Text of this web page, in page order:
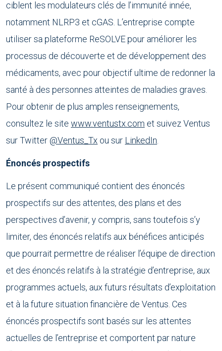
ciblent les modulateurs clés de l’immunité innée,
notamment NLRP3 et cGAS. L’entreprise compte
utiliser sa plateforme ReSOLVE pour améliorer les
processus de découverte et de développement des
médicaments, avec pour objectif ultime de redonner la
santé à des personnes atteintes de maladies graves.
Pour obtenir de plus amples renseignements,
consultez le site www.ventustx.com et suivez Ventus
sur Twitter @Ventus_Tx ou sur LinkedIn
Énoncés prospectifs
Le présent communiqué contient des énoncés
prospectifs sur des attentes, des plans et des
perspectives d’avenir, y compris, sans toutefois s’y
limiter, des énoncés relatifs aux bénéfices anticipés
que pourrait permettre de réaliser l’équipe de direction
et des énoncés relatifs à la stratégie d’entreprise, aux
programmes actuels, aux futurs résultats d’exploitation
et à la future situation financière de Ventus. Ces
énoncés prospectifs sont basés sur les attentes
actuelles de l’entreprise et comportent par nature